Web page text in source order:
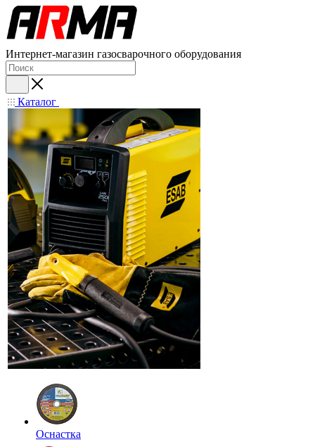
Интернет-магазин газосварочного оборудования
Каталог
Оснастка